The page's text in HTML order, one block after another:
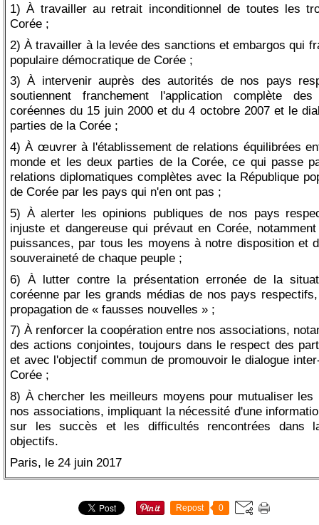
1) À travailler au retrait inconditionnel de toutes les
Corée ;
2) À travailler à la levée des sanctions et embargos qui
populaire démocratique de Corée ;
3) À intervenir auprès des autorités de nos pays
soutiennent franchement l'application complète
coréennes du 15 juin 2000 et du 4 octobre 2007 et le
parties de la Corée ;
4) À œuvrer à l'établissement de relations équilibrées
monde et les deux parties de la Corée, ce qui passe
relations diplomatiques complètes avec la République
de Corée par les pays qui n'en ont pas ;
5) À alerter les opinions publiques de nos pays
injuste et dangereuse qui prévaut en Corée,
puissances, par tous les moyens à notre disposition et
souveraineté de chaque peuple ;
6) À lutter contre la présentation erronée de la
coréenne par les grands médias de nos pays
propagation de « fausses nouvelles » ;
7) À renforcer la coopération entre nos associations,
des actions conjointes, toujours dans le respect des
et avec l'objectif commun de promouvoir le dialogue
Corée ;
8) À chercher les meilleurs moyens pour mutualiser les
nos associations, impliquant la nécessité d'une
sur les succès et les difficultés rencontrées dans
objectifs.
Paris, le 24 juin 2017
Repost 0